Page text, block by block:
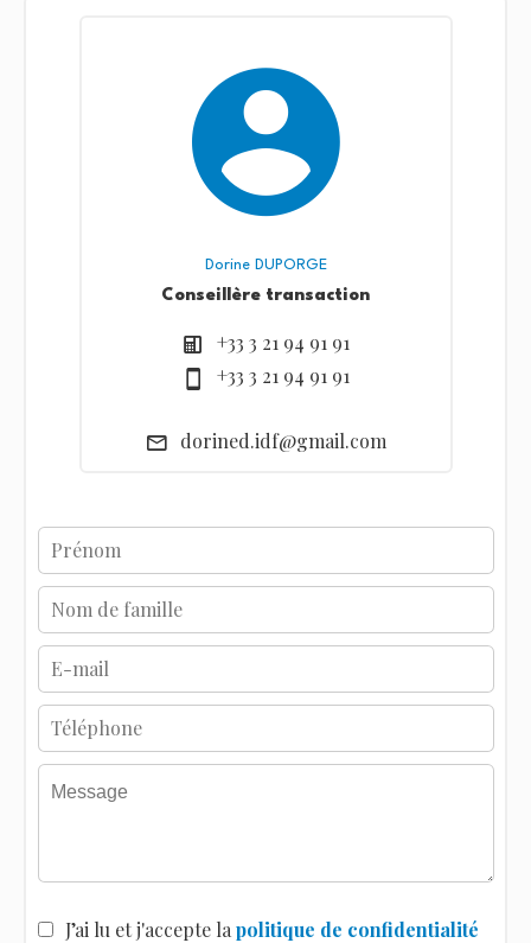
Dorine DUPORGE
Conseillère transaction
+33 3 21 94 91 91
+33 3 21 94 91 91
dorined.idf@gmail.com
J’ai lu et j'accepte la politique de confidentialité